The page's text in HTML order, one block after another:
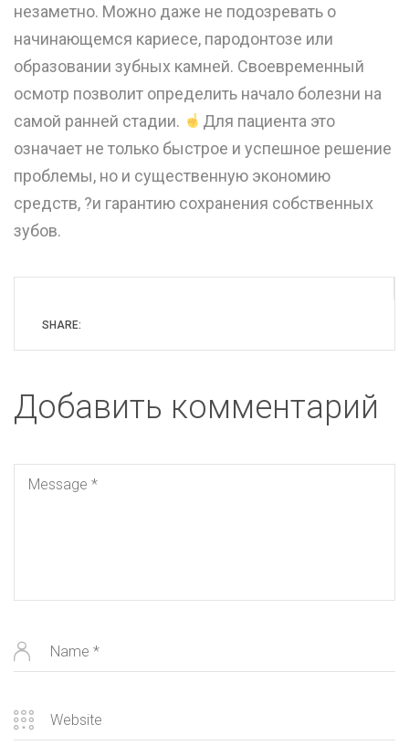
незаметно. Можно даже не подозревать о
начинающемся кариесе, пародонтозе или
образовании зубных камней. Своевременный
осмотр позволит определить начало болезни на
самой ранней стадии.
Для пациента это
означает не только быстрое и успешное решение
проблемы, но и существенную экономию
средств, ?и гарантию сохранения собственных
зубов.
SHARE:
Добавить комментарий